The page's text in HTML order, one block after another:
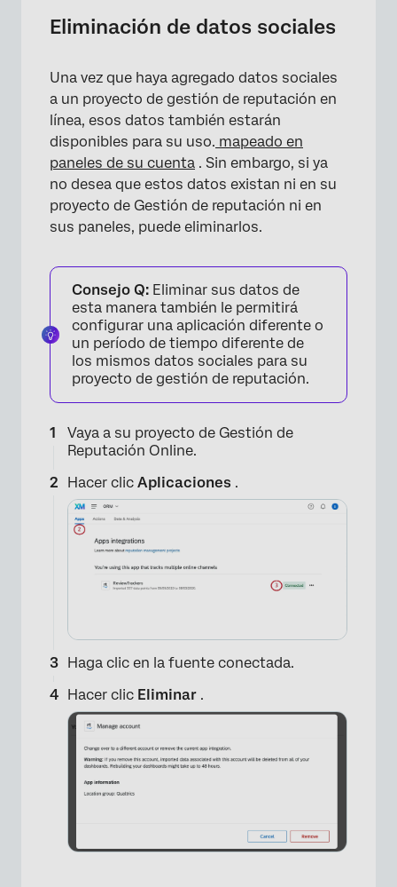
Eliminación de datos sociales
Una vez que haya agregado datos sociales
a un proyecto de gestión de reputación en
línea, esos datos también estarán
disponibles para su uso. mapeado en
paneles de su cuenta . Sin embargo, si ya
no desea que estos datos existan ni en su
proyecto de Gestión de reputación ni en
sus paneles, puede eliminarlos.
Consejo Q: Eliminar sus datos de
esta manera también le permitirá
configurar una aplicación diferente o
un período de tiempo diferente de
los mismos datos sociales para su
proyecto de gestión de reputación.
Vaya a su proyecto de Gestión de
Reputación Online.
Hacer clic Aplicaciones .
Haga clic en la fuente conectada.
Hacer clic Eliminar .